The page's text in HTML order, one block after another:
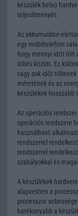
készülék belső
teljesítményét.
Az akkumulátor-
egy mobiltelefont
hogy mennyi időt tölt
töltés között. Ez
vagy sok időt
méretének és az
készülékek hosszabb
Az operációs
operációs rendszere
használható
rendszerrel
rendszerrel
szabályokkal és
A készülékek
alapvetően a
processzor
hatékonyabb a